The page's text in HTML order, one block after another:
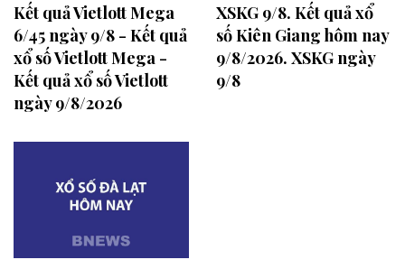
Kết quả Vietlott Mega
6/45 ngày 9/8 - Kết quả
xổ số Vietlott Mega -
Kết quả xổ số Vietlott
ngày 9/8/2026
XSKG 9/8. Kết quả xổ
số Kiên Giang hôm nay
9/8/2026. XSKG ngày
9/8